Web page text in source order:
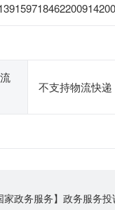
不支持物流快递
家政务服务】政务服务投